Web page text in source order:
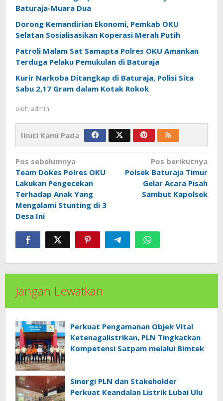
Baturaja-Muara Dua
Dorong Kemandirian Ekonomi, Pemkab OKU
Selatan Sosialisasikan Koperasi Merah Putih
Patroli Malam Sat Samapta Polres OKU Amankan
Terduga Pelaku Pemukulan di Baturaja
Kurir Narkoba Ditangkap di Baturaja, Polisi Sita
Sabu 2,17 Gram dalam Kotak Rokok
oleh admin
Ikuti Kami Pada
Navigasi
pos
Pos sebelumnya
Team Dokes Polres OKU
Lakukan Pengecekan
Terhadap Anak Yang
Mengalami Stunting di 3
Desa Ini
Pos berikutnya
Polsek Baturaja Timur
Gelar Acara Pisah
Sambut Kapolsek
Jangan Lewatkan
Perkuat Pengamanan Objek Vital
Ketenagalistrikan, PLN Tingkatkan
Kompetensi Satpam melalui Bimtek
Sinergi PLN dan Stakeholder
Perkuat Keandalan Listrik Lubai Ulu